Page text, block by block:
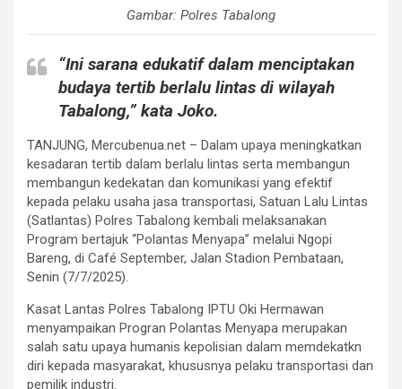
Gambar: Polres Tabalong
“Ini sarana edukatif dalam menciptakan
budaya tertib berlalu lintas di wilayah
Tabalong,” kata Joko.
TANJUNG, Mercubenua.net – Dalam upaya meningkatkan
kesadaran tertib dalam berlalu lintas serta membangun
membangun kedekatan dan komunikasi yang efektif
kepada pelaku usaha jasa transportasi, Satuan Lalu Lintas
(Satlantas) Polres Tabalong kembali melaksanakan
Program bertajuk “Polantas Menyapa” melalui Ngopi
Bareng, di Café September, Jalan Stadion Pembataan,
Senin (7/7/2025).
Kasat Lantas Polres Tabalong IPTU Oki Hermawan
menyampaikan Progran Polantas Menyapa merupakan
salah satu upaya humanis kepolisian dalam memdekatkn
diri kepada masyarakat, khususnya pelaku transportasi dan
pemilik industri.